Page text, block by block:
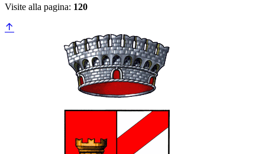
Visite alla pagina: 120